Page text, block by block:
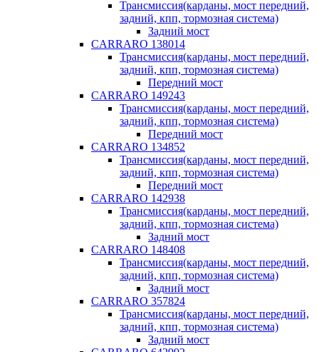
Трансмиссия(карданы, мост передний,
задний, кпп, тормозная система)
Задний мост
CARRARO 138014
Трансмиссия(карданы, мост передний,
задний, кпп, тормозная система)
Передний мост
CARRARO 149243
Трансмиссия(карданы, мост передний,
задний, кпп, тормозная система)
Передний мост
CARRARO 134852
Трансмиссия(карданы, мост передний,
задний, кпп, тормозная система)
Передний мост
CARRARO 142938
Трансмиссия(карданы, мост передний,
задний, кпп, тормозная система)
Задний мост
CARRARO 148408
Трансмиссия(карданы, мост передний,
задний, кпп, тормозная система)
Задний мост
CARRARO 357824
Трансмиссия(карданы, мост передний,
задний, кпп, тормозная система)
Задний мост